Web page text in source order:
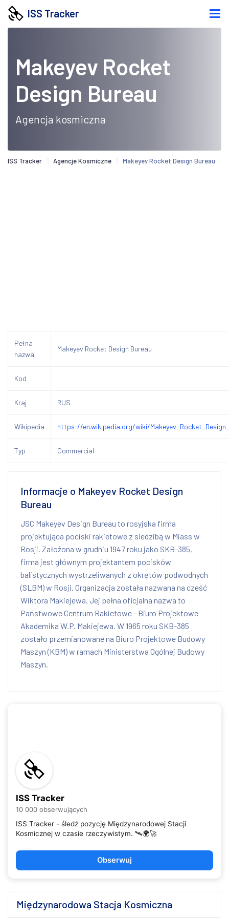
ISS Tracker
Makeyev Rocket
Design Bureau
Agencja kosmiczna
ISS Tracker Agencje Kosmiczne Makeyev Rocket Design Bureau
Pełna
nazwa
Makeyev Rocket Design Bureau
Kod
Kraj RUS
Wikipedia https://en.wikipedia.org/wiki/
Typ Commercial
Informacje o Makeyev Rocket Design
Bureau
JSC Makeyev Design Bureau to rosyjska firma
projektująca pociski rakietowe z siedzibą w Miass w
Rosji. Założona w grudniu 1947 roku jako SKB-385,
firma jest głównym projektantem pocisków
balistycznych wystrzeliwanych z okrętów podwodnych
(SLBM) w Rosji. Organizacja została nazwana na cześć
Wiktora Makiejewa. Jej pełna oficjalna nazwa to
Państwowe Centrum Rakietowe - Biuro Projektowe
Akademika W.P. Makiejewa. W 1965 roku SKB-385
zostało przemianowane na Biuro Projektowe Budowy
Maszyn (KBM) w ramach Ministerstwa Ogólnej Budowy
Maszyn.
ISS Tracker
10 000 obserwujących
ISS Tracker - śledź pozycję Międzynarodowej Stacji
Kosmicznej w czasie rzeczywistym. 🛰️🌍🚀
Obserwuj
Międzynarodowa Stacja Kosmiczna